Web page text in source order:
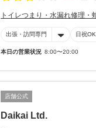
トイレつまり・水漏れ修理・
出張・訪問専門 日祝OK
本日の営業状況 8:00〜20:00
店舗公式
Daikai Ltd.